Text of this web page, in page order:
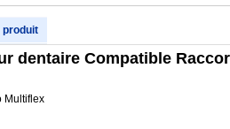
produit
dentaire Compatible
Multiflex